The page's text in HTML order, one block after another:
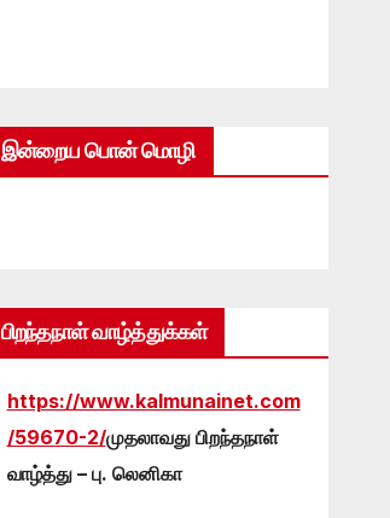
இன்றைய பொன் மொழி
பிறந்தநாள் வாழ்த்துக்கள்
https://www.kalmunainet.com
/59670-2/முதலாவது பிறந்தநாள்
வாழ்த்து – பு. லெனிகா